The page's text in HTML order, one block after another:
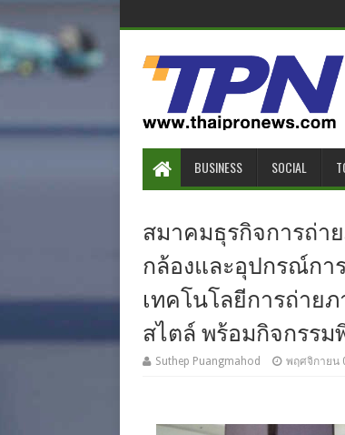
BUSINESS SOCIAL
สมาคมธุรกิจการถ่าย
กล้องและอุปกรณ์ก
เทคโนโลยีการถ่าย
สไตล์ พร้อมกิจกรรม
Suthep Puangmahod พฤศจิกายน